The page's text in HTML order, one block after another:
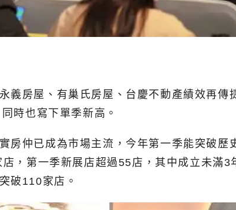
義房屋、有巢氏房屋、台慶不動產績效再
時也寫下單季新高。
房仲已成為市場主流，今年第一季能突破
，第一季新展店超過55店，其中成立未滿
破110家店。